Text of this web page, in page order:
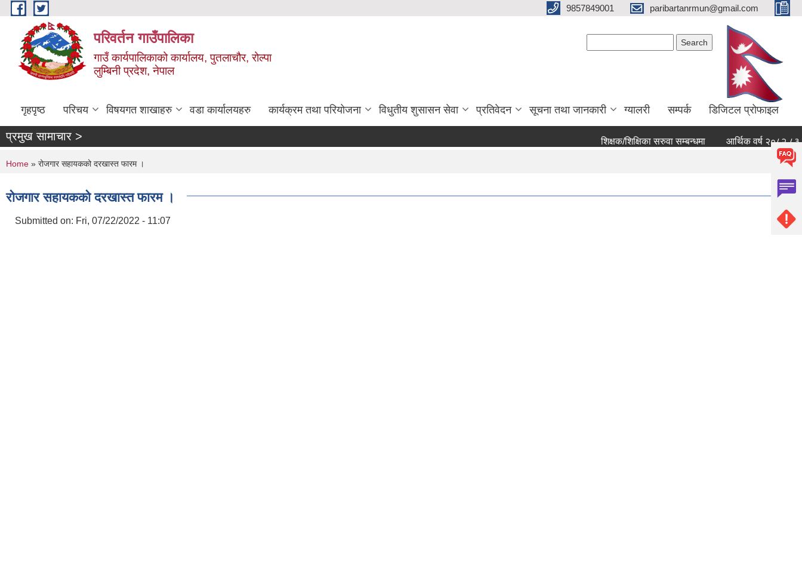
Skip to main content 9857849001 paribartanrmun@gmail.com
परिवर्तन गाउँपालिका
गाउँ कार्यपालिकाको कार्यालय, पुतलाचौर, रोल्पा
लुम्बिनी प्रदेश, नेपाल
गृहपृष्ठ परिचय विषयगत शाखाहरु वडा कार्यालयहरु कार्यक्रम तथा परियोजना विधुतीय शुसासन सेवा प्रतिवेदन सूचना तथा जानकारी ग्यालरी सम्पर्क डिजिटल प्रोफाइल
प्रमुख सामाचार > शिक्षक/शिक्षिका सरुवा सम्बन्धमा आर्थिक वर्ष २०८२ ८३ को खर्च
You are here
Home » रोजगार सहायकको दरखास्त फारम ।
रोजगार सहायकको दरखास्त फारम ।
Submitted on: Fri, 07/22/2022 - 11:07